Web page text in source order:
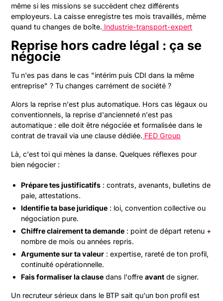
même si les missions se succèdent chez différents
employeurs. La caisse enregistre tes mois travaillés, même
quand tu changes de boîte. Industrie-transport-expert
Reprise hors cadre légal : ça se
négocie
Tu n'es pas dans le cas "intérim puis CDI dans la même
entreprise" ? Tu changes carrément de société ?
Alors la reprise n'est plus automatique. Hors cas légaux ou
conventionnels, la reprise d'ancienneté n'est pas
automatique : elle doit être négociée et formalisée dans le
contrat de travail via une clause dédiée. FED Group
Là, c'est toi qui mènes la danse. Quelques réflexes pour
bien négocier :
Prépare tes justificatifs : contrats, avenants, bulletins de
paie, attestations.
Identifie ta base juridique : loi, convention collective ou
négociation pure.
Chiffre clairement ta demande : point de départ retenu +
nombre de mois ou années repris.
Argumente sur ta valeur : expertise, rareté de ton profil,
continuité opérationnelle.
Fais formaliser la clause dans l'offreavant de signer.
Un recruteur sérieux dans le BTP sait qu'un bon profil est